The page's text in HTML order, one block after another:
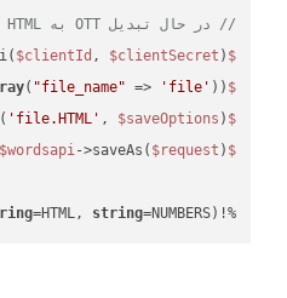
// در حال تبدیل OTT به HTML
$wordsapi
$clientId , $clientSecret );
$saveOptions
( "file_name" => 'file' ));
$request
'file.HTML' , $saveOptions );
$result
$wordsapi->saveAs( $request
%!(EXTRA
=HTML, string=NUMBERS)